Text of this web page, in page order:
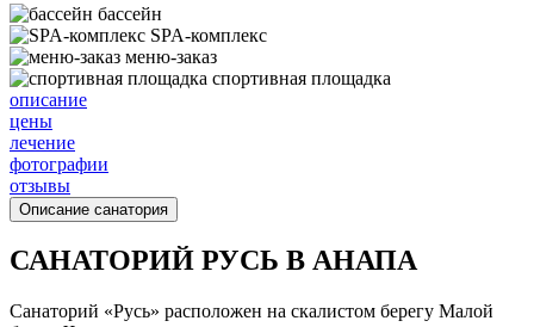
бассейн
SPA-комплекс
меню-заказ
спортивная площадка
описание
цены
лечение
фотографии
отзывы
Описание санатория
САНАТОРИЙ РУСЬ В АНАПА
Санаторий «Русь» расположен на скалистом берегу Малой